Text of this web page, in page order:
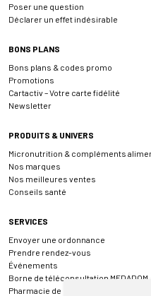
Poser une question
Déclarer un effet indésirable
BONS PLANS
Bons plans & codes promo
Promotions
Cartactiv – Votre carte fidélité
Newsletter
PRODUITS & UNIVERS
Micronutrition & compléments
Nos marques
Nos meilleures ventes
Conseils santé
SERVICES
Envoyer une ordonnance
Prendre rendez-vous
Événements
Borne de téléconsultation MEDADOM
Pharmacie de garde